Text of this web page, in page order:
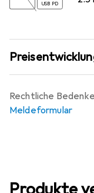
USB PD
Rechtliche
Meldeformular